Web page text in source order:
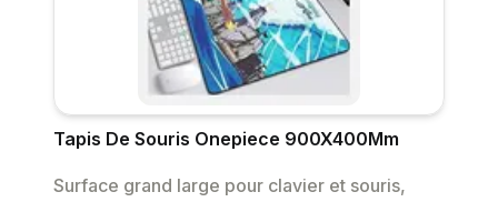
Tapis De Souris Onepiece 900X400Mm
Surface grand large pour clavier et souris,